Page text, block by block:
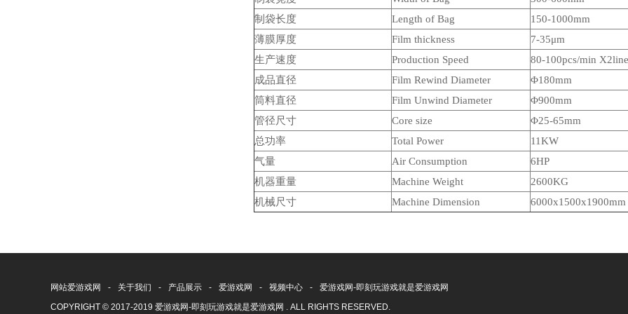
制袋长度
Length of Bag
150-1000mm
薄膜厚度
Film thickness
7-35μm
生产速度
Production Speed
80-100pcs/min
成品直径
Film Rewind Diameter
Φ180mm
筒料直径
Film Unwind Diameter
Φ900mm
管径尺寸
Core size Φ25-65mm
总功率
Total Power 11KW
气量
Air Consumption
6HP
机器重量
Machine Weight 2600KG
机械尺寸
Machine Dimension 6000x1500x1900mm
网站爱游戏网 - 关于我们 - 产品展示 - 爱游戏网 - 视频中心 -
爱游戏网-即刻玩游戏就是爱游戏网
COPYRIGHT © 2017-2019 爱游戏网-即刻玩游戏就是爱游戏网 . ALL RIGHTS RESERVED.